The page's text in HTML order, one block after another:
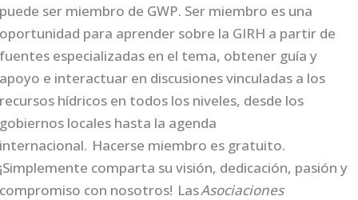
puede ser miembro de GWP. Ser miembro es una
oportunidad para aprender sobre la GIRH a partir de
fuentes especializadas en el tema, obtener guía y
apoyo e interactuar en discusiones vinculadas a los
recursos hídricos en todos los niveles, desde los
gobiernos locales hasta la agenda
internacional. Hacerse miembro es gratuito.
¡Simplemente comparta su visión, dedicación, pasión y
compromiso con nosotros! LasAsociaciones